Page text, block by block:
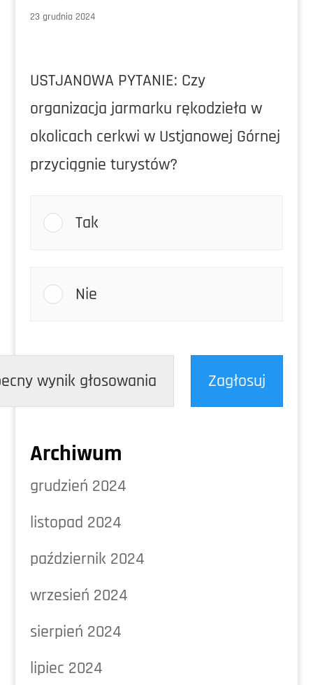
23 grudnia 2024
USTJANOWA PYTANIE: Czy
organizacja jarmarku rękodzieła w
okolicach cerkwi w Ustjanowej Górnej
przyciągnie turystów?
Tak
Nie
wynik głosowania Zagłosuj
Archiwum
grudzień 2024
listopad 2024
październik 2024
wrzesień 2024
sierpień 2024
lipiec 2024